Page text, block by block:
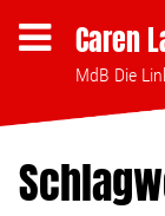
Caren
MdB Die